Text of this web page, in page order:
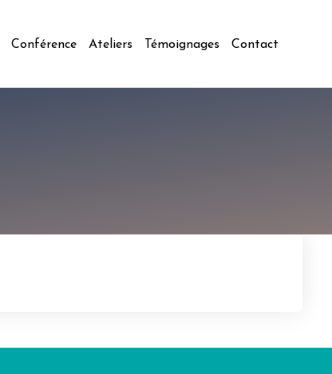
Conférence Ateliers Témoignages Contact